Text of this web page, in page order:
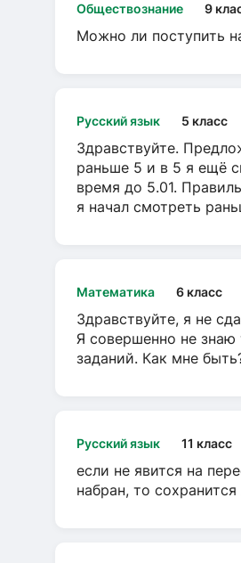
Обществознание 9
Можно ли поступить
Русский язык 5 класс
Здравствуйте.
раньше 5 и в 5 я ещё
время до 5.01.
я начал смотреть
Математика 6 класс
Здравствуйте, я не
Я совершенно не знаю
заданий. Как мне
Русский язык 11 класс
если не явится на
набран, то